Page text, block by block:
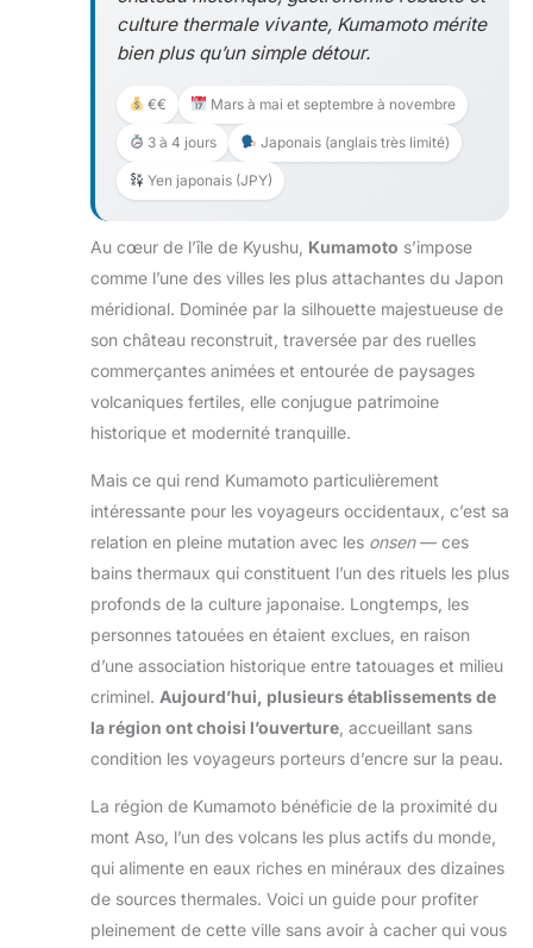
culture thermale vivante, Kumamoto mérite
bien plus qu’un simple détour.
€€ Mars à mai et septembre à novembre
3 à 4 jours Japonais (anglais très limité)
Yen japonais (JPY)
Au cœur de l’île de Kyushu, Kumamoto s’impose
comme l’une des villes les plus attachantes du Japon
méridional. Dominée par la silhouette majestueuse de
son château reconstruit, traversée par des ruelles
commerçantes animées et entourée de paysages
volcaniques fertiles, elle conjugue patrimoine
historique et modernité tranquille.
Mais ce qui rend Kumamoto particulièrement
intéressante pour les voyageurs occidentaux, c’est sa
relation en pleine mutation avec les onsen— ces
bains thermaux qui constituent l’un des rituels les plus
profonds de la culture japonaise. Longtemps, les
personnes tatouées en étaient exclues, en raison
d’une association historique entre tatouages et milieu
criminel. Aujourd’hui, plusieurs établissements de
la région ont choisi l’ouverture , accueillant sans
condition les voyageurs porteurs d’encre sur la peau.
La région de Kumamoto bénéficie de la proximité du
mont Aso, l’un des volcans les plus actifs du monde,
qui alimente en eaux riches en minéraux des dizaines
de sources thermales. Voici un guide pour profiter
pleinement de cette ville sans avoir à cacher qui vous